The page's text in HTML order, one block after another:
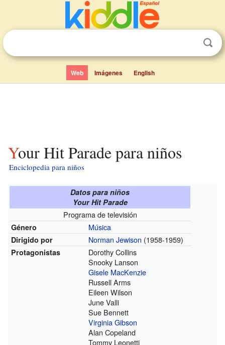
Web Imágenes English
Your Hit Parade para niños
Enciclopedia para niños
Datos para niños
Your Hit Parade
Programa de televisión
Género Música
Dirigido por Norman Jewison (1958-1959)
Protagonistas
Dorothy Collins
Snooky Lanson
Gisele MacKenzie
Russell Arms
Eileen Wilson
June Valli
Sue Bennett
Virginia Gibson
Alan Copeland
Tommy Leonetti